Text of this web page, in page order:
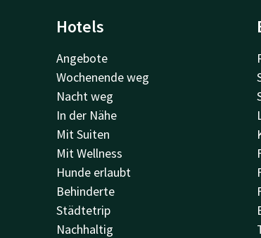
Hotels
Angebote
Wochenende weg
Nacht weg
In der Nähe
Mit Suiten
Mit Wellness
Hunde erlaubt
Behinderte
Städtetrip
Nachhaltig